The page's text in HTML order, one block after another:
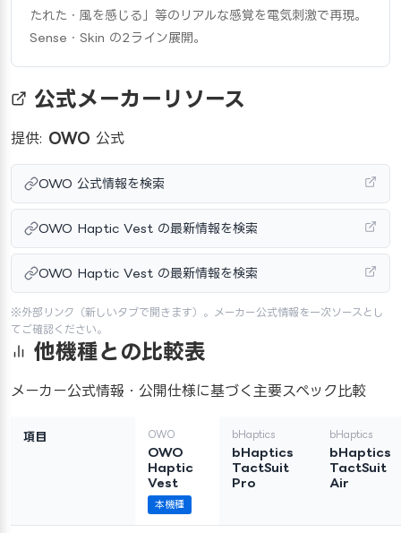
たれた・風を感じる」等のリアルな感覚を電気刺激で再現。
Sense・Skin の2ライン展開。
公式メーカーリソース
提供: OWO 公式
OWO 公式情報を検索
OWO Haptic Vest の最新情報を検索
OWO Haptic Vest の最新情報を検索
※外部リンク（新しいタブで開きます）。メーカー公式情報を一次ソースとし
てご確認ください。
他機種との比較表
メーカー公式情報・公開仕様に基づく主要スペック比較
項目 OWO
OWO
Haptic
Vest
本機種
bHaptics
bHaptics
TactSuit
Pro
bHaptics
bHaptics
TactSuit
Air